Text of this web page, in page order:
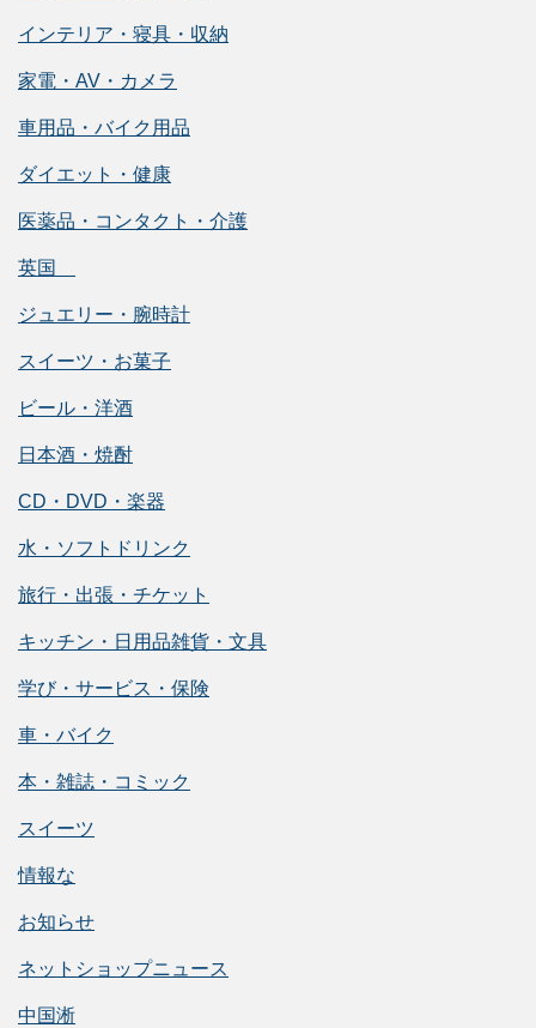
インテリア・寝具・収納
家電・AV・カメラ
車用品・バイク用品
ダイエット・健康
医薬品・コンタクト・介護
英国
ジュエリー・腕時計
スイーツ・お菓子
ビール・洋酒
日本酒・焼酎
CD・DVD・楽器
水・ソフトドリンク
旅行・出張・チケット
キッチン・日用品雑貨・文具
学び・サービス・保険
車・バイク
本・雑誌・コミック
スイーツ
情報な
お知らせ
ネットショップニュース
中国淅